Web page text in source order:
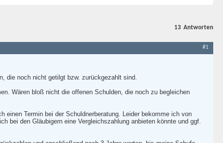
13 Antworten
#1
die noch nicht getilgt bzw. zurückgezahlt sind.
Wären bloß nicht die offenen Schulden, die noch zu begleichen
einen Termin bei der Schuldnerberatung. Leider bekomme ich von
bei den Gläubigern eine Vergleichszahlung anbieten könnte und ggf.